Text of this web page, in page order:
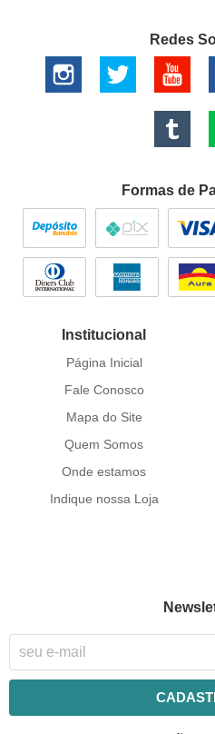
Redes
Formas de
Institucional
Página Inicial
Fale Conosco
Mapa do Site
Quem Somos
Onde estamos
Indique nossa Loja